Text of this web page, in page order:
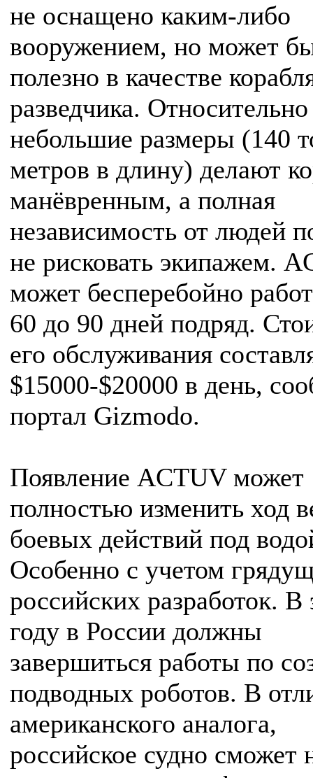
не оснащено каким-либо
вооружением, но может
полезно в качестве
разведчика. Относительно
небольшие размеры (140
метров в длину) делают
манёвренным, а полная
независимость от людей
не рисковать экипажем.
может бесперебойно
60 до 90 дней подряд.
его обслуживания
$15000-$20000 в день,
портал Gizmodo.
Появление ACTUV может
полностью изменить ход
боевых действий под
Особенно с учетом
российских разработок. В
году в России должны
завершиться работы по
подводных роботов. В
американского аналога,
российское судно сможет